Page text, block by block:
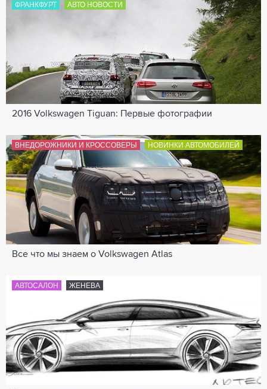
ФРАНКФУРТ АВТО НОВОСТИ
2016 Volkswagen Tiguan: Первые фотографии
ВНЕДОРОЖНИКИ И КРОССОВЕРЫ НОВИНКИ АВТОМОБИЛЕЙ
Все что мы знаем о Volkswagen Atlas
АВТОСАЛОН ЖЕНЕВА